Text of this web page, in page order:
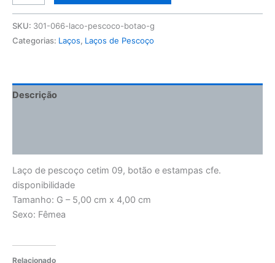
SKU: 301-066-laco-pescoco-botao-g
Categorias: Laços, Laços de Pescoço
Descrição
Laço de pescoço cetim 09, botão e estampas cfe.
disponibilidade
Tamanho: G – 5,00 cm x 4,00 cm
Sexo: Fêmea
Relacionado